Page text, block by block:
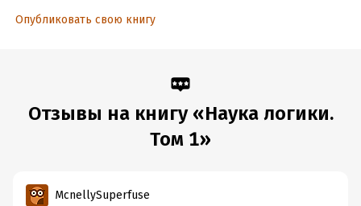
Опубликовать свою книгу
Отзывы на книгу «Наука логики.
Том 1»
McnellySuperfuse